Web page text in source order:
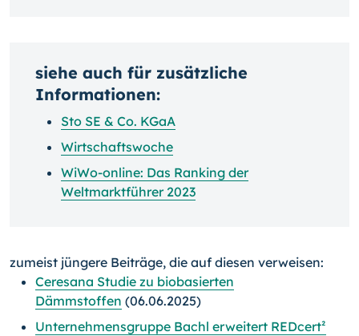
siehe auch für zusätzliche
Informationen:
Sto SE & Co. KGaA
Wirtschaftswoche
WiWo-online: Das Ranking der
Weltmarktführer 2023
zumeist jüngere Beiträge, die auf diesen verweisen:
Ceresana Studie zu biobasierten
Dämmstoffen (06.06.2025)
Unternehmensgruppe Bachl erweitert REDcert²